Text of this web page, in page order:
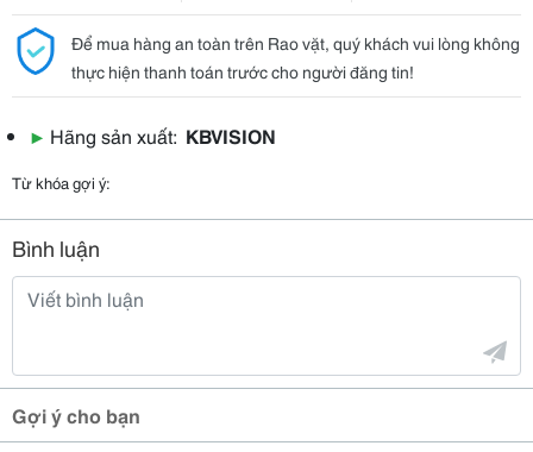
Để mua hàng an toàn trên Rao vặt, quý khách vui lòng không
thực hiện thanh toán trước cho người đăng tin!
▶ Hãng sản xuất: KBVISION
Từ khóa gợi ý:
Bình luận
Gợi ý cho bạn